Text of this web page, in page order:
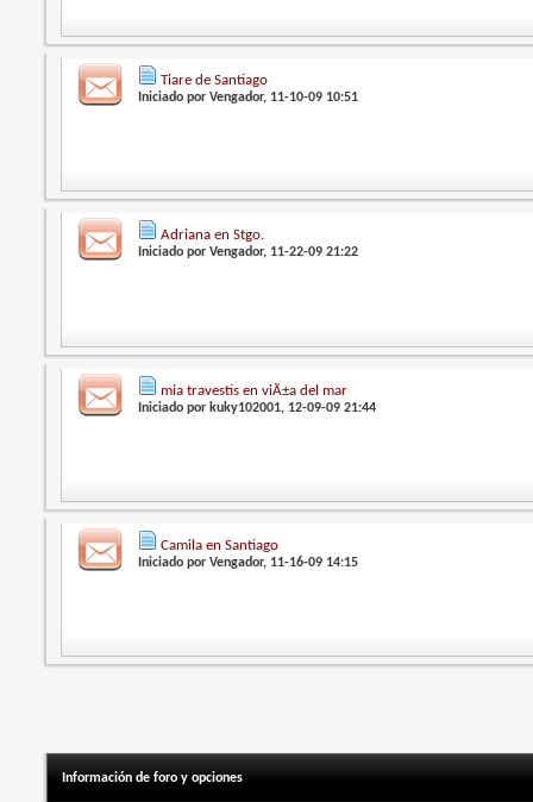
Tiare de Santiago
Iniciado porVengador, 11-10-09 10:51
Adriana en Stgo.
Iniciado porVengador, 11-22-09 21:22
mia travestis en viÃ±a del mar
Iniciado por kuky102001, 12-09-09 21:44
Camila en Santiago
Iniciado porVengador, 11-16-09 14:15
Información de foro y opciones